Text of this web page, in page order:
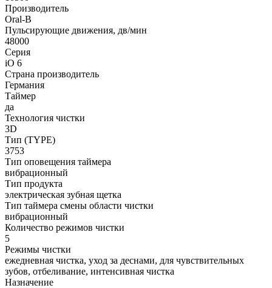
Производитель
Oral-B
Пульсирующие движения, дв/мин
48000
Серия
iO 6
Страна производитель
Германия
Таймер
да
Технология чистки
3D
Тип (TYPE)
3753
Тип оповещения таймера
вибрационный
Тип продукта
электрическая зубная щетка
Тип таймера смены области чистки
вибрационный
Количество режимов чистки
5
Режимы чистки
ежедневная чистка, уход за деснами, для чувствительных
зубов, отбеливание, интенсивная чистка
Назначение